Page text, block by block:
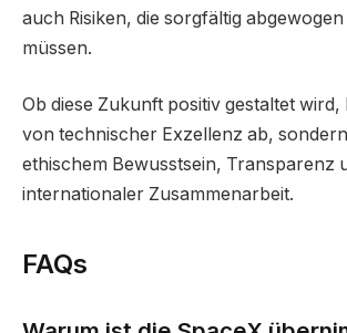
auch Risiken, die sorgfältig
müssen.
Ob diese Zukunft positiv gestaltet
von technischer Exzellenz ab,
ethischem Bewusstsein, Transparenz
internationaler Zusammenarbeit.
FAQs